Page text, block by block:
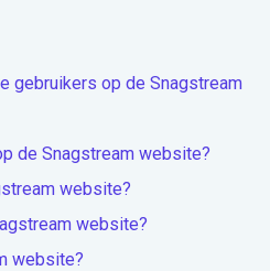
gebruikers op de Snagstream
de Snagstream website?
website?
website?
website?